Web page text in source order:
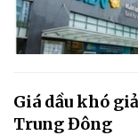
Giá dầu khó
Trung Đông